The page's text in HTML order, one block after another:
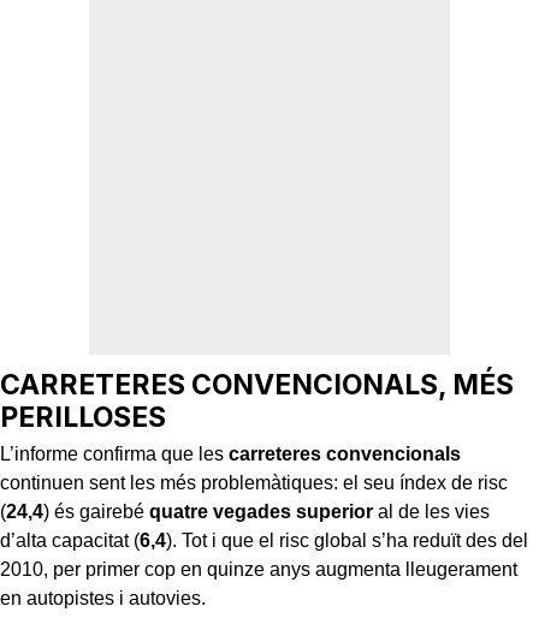
CARRETERES CONVENCIONALS, MÉS
PERILLOSES
L’informe confirma que les carreteres convencionals
continuen sent les més problemàtiques: el seu índex de risc
(24,4) és gairebé quatre vegades superior al de les vies
d’alta capacitat (6,4). Tot i que el risc global s’ha reduït des del
2010, per primer cop en quinze anys augmenta lleugerament
en autopistes i autovies.